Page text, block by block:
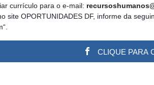
currículo para o e-mail:
site OPORTUNIDADES DF, informe da
CLIQUE PARA